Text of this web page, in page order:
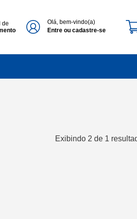
de
Olá, bem-vindo(a)
Entre ou cadastre-se
Exibindo 2 de 1